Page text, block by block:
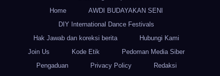
Home
AWDI BUDAYAKAN SENI
DIY International Dance Festivals
Hak Jawab dan koreksi berita
Hubungi Kami
Join Us
Kode Etik
Pedoman Media Siber
Pengaduan
Privacy Policy Redaksi